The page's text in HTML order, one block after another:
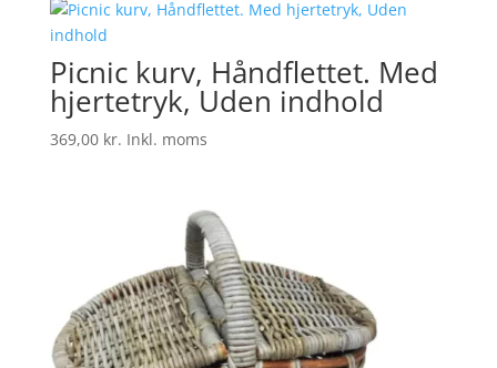
Picnic kurv, Håndflettet. Med
hjertetryk, Uden indhold
369,00 kr. Inkl. moms